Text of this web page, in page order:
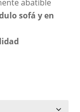
abatible
sofá y en